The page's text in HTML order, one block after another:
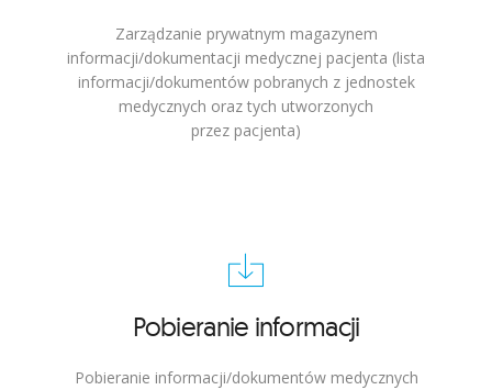
Zarządzanie prywatnym magazynem
informacji/dokumentacji medycznej pacjenta (lista
informacji/dokumentów pobranych z jednostek
medycznych oraz tych utworzonych
przez pacjenta)
Pobieranie informacji
Pobieranie informacji/dokumentów medycznych